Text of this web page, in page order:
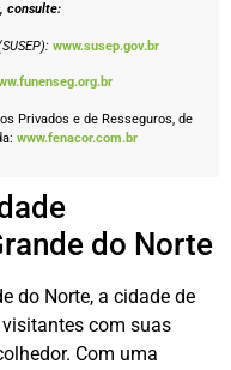
consulte:
www.susep.gov.br
Privados e de Resseguros, de
www.fenacor.com.br
do Norte
do Norte, a cidade de
com suas
Com uma